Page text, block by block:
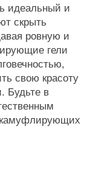
идеальный и
скрыть
ровную и
гели
свою красоту
Будьте в